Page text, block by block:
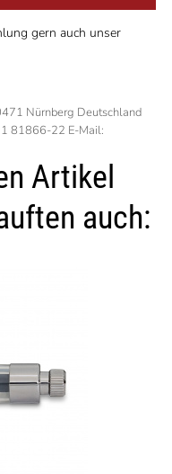
gern auch unser
Nürnberg Deutschland
81866-22 E-Mail:
Artikel
auch: